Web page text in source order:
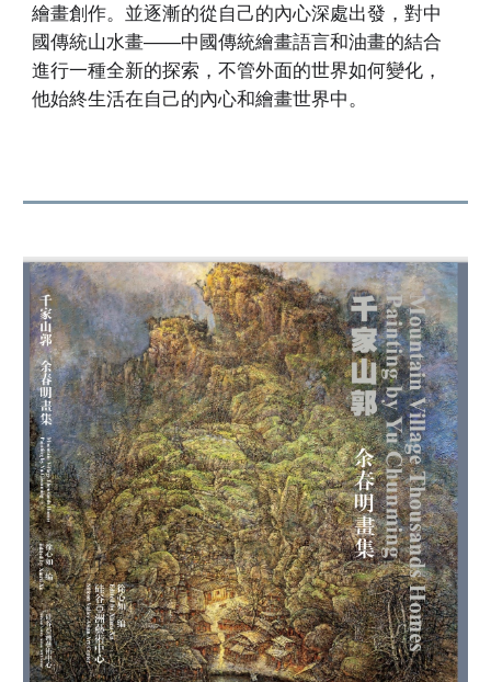
繪畫創作。並逐漸的從自己的內心深處出發，對中
國傳統山水畫——中國傳統繪畫語言和油畫的結合
進行一種全新的探索，不管外面的世界如何變化，
他始終生活在自己的內心和繪畫世界中。